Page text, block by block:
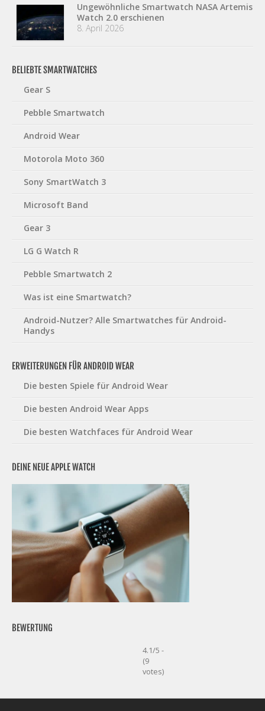
Ungewöhnliche Smartwatch NASA Artemis
Watch 2.0 erschienen
8. April 2026
BELIEBTE SMARTWATCHES
Gear S
Pebble Smartwatch
Android Wear
Motorola Moto 360
Sony SmartWatch 3
Microsoft Band
Gear 3
LG G Watch R
Pebble Smartwatch 2
Was ist eine Smartwatch?
Android-Nutzer? Alle Smartwatches für Android-
Handys
ERWEITERUNGEN FÜR ANDROID WEAR
Die besten Spiele für Android Wear
Die besten Android Wear Apps
Die besten Watchfaces für Android Wear
DEINE NEUE APPLE WATCH
BEWERTUNG
4.1/5 -
(9
votes)